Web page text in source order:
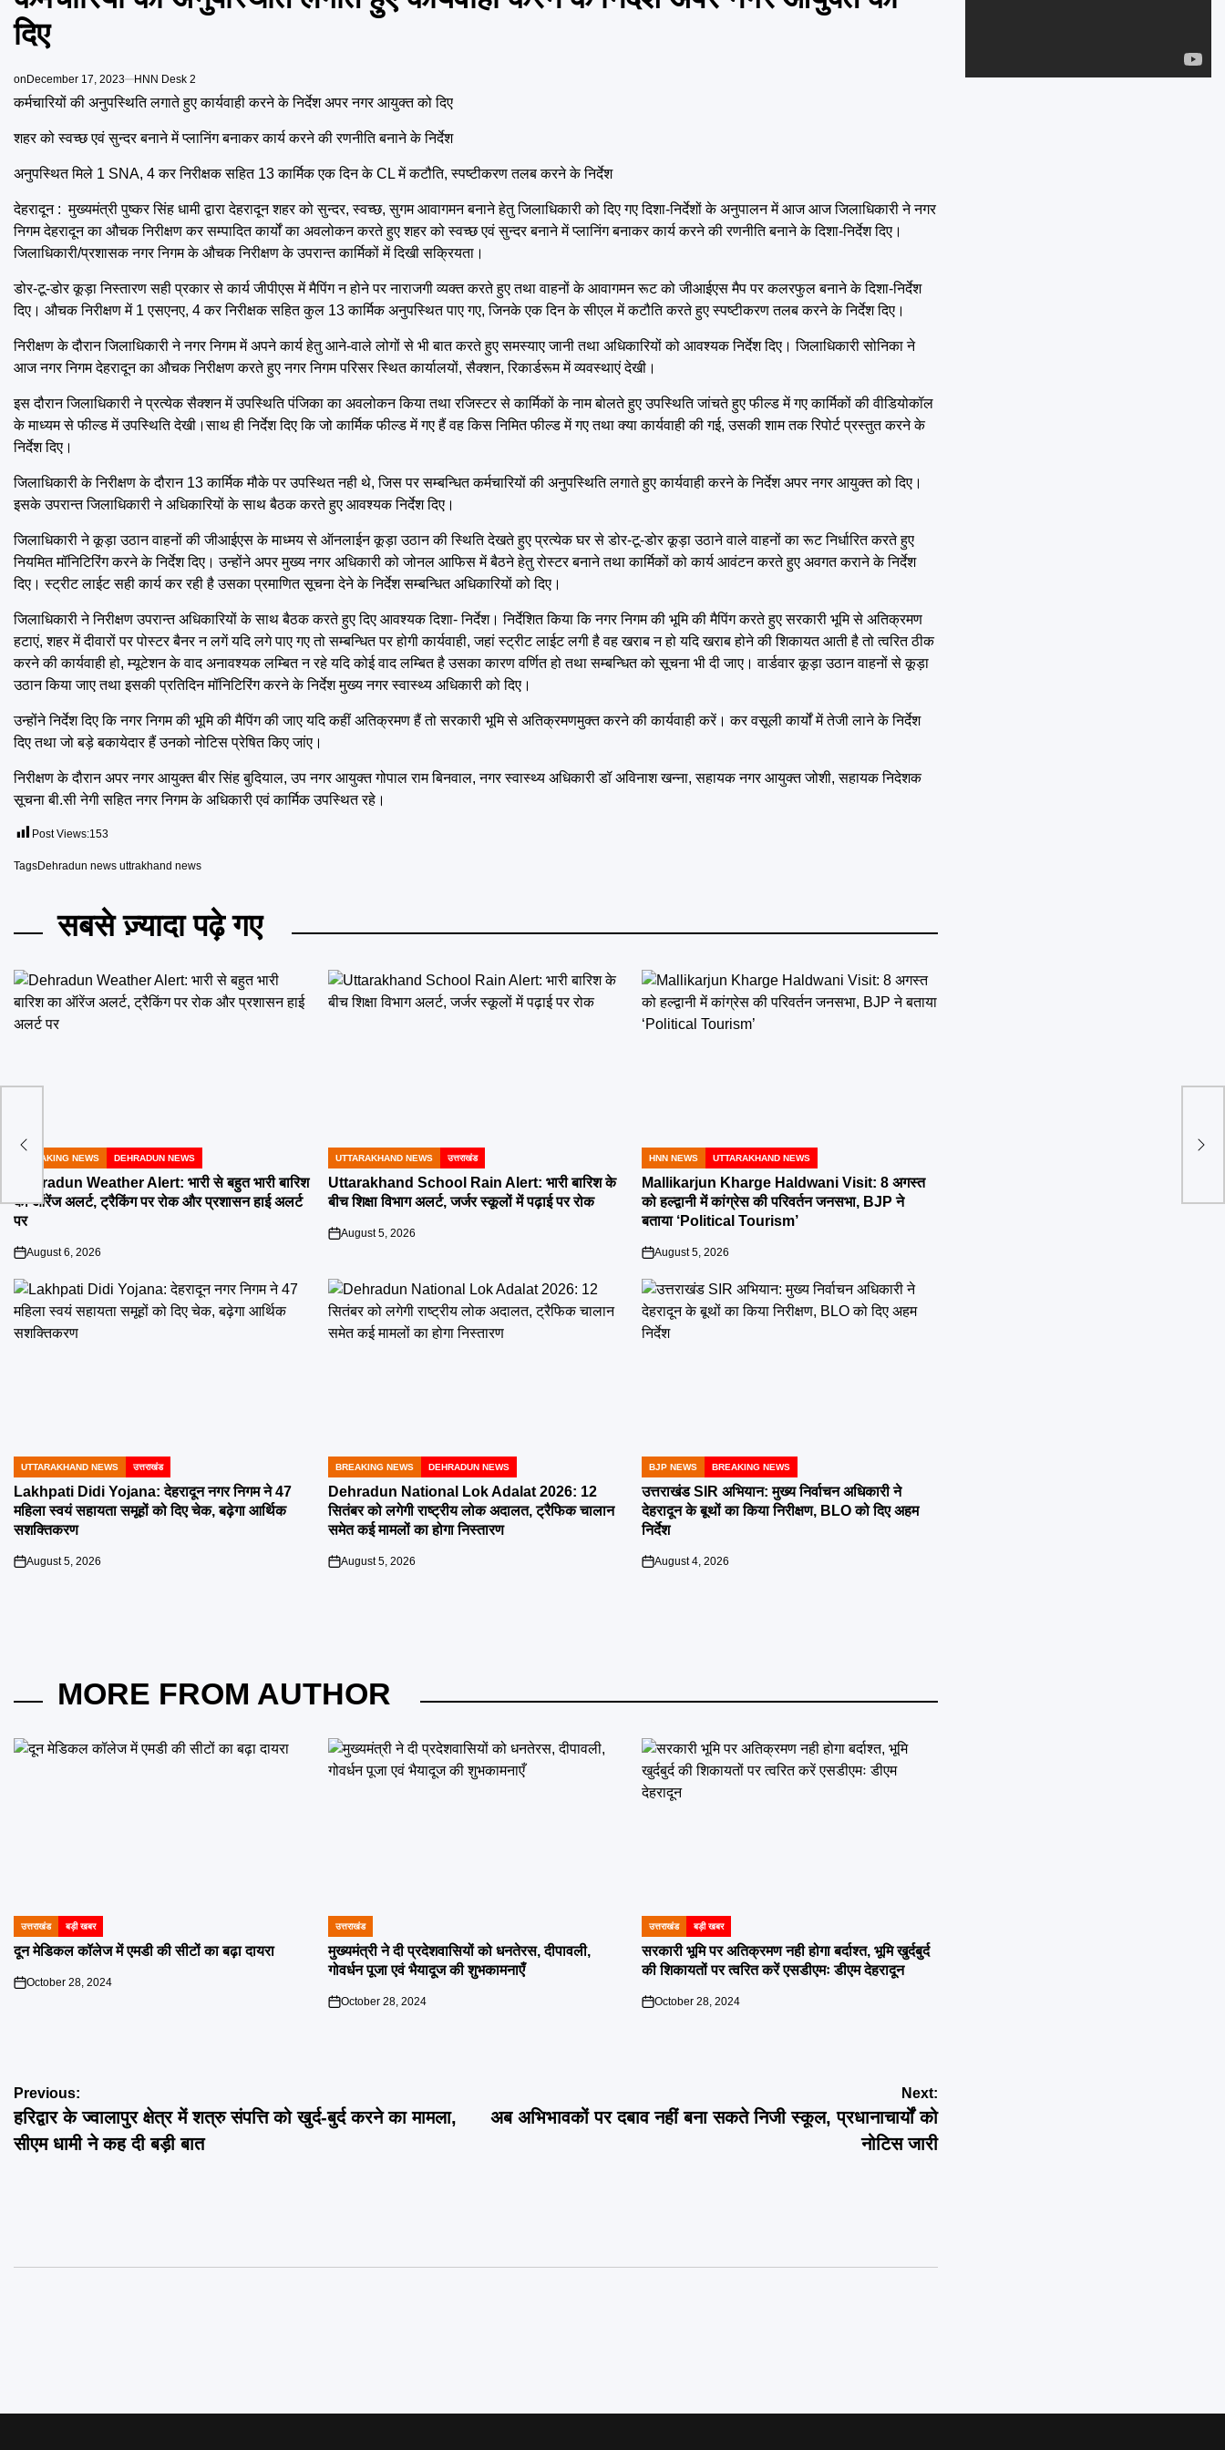
दिए
onDecember 17, 2023 HNN Desk 2
कर्मचारियों की अनुपस्थिति लगाते हुए कार्यवाही करने के निर्देश अपर नगर आयुक्त को दिए
शहर को स्वच्छ एवं सुन्दर बनाने में प्लानिंग बनाकर कार्य करने की रणनीति बनाने के निर्देश
अनुपस्थित मिले 1 SNA, 4 कर निरीक्षक सहित 13 कार्मिक एक दिन के CL में कटौति, स्पष्टीकरण तलब करने के निर्देश
देहरादून : मुख्यमंत्री पुष्कर सिंह धामी द्वारा देहरादून शहर को सुन्दर, स्वच्छ, सुगम आवागमन बनाने हेतु जिलाधिकारी को दिए गए दिशा-निर्देशों के अनुपालन में आज आज जिलाधिकारी ने नगर
निगम देहरादून का औचक निरीक्षण कर सम्पादित कार्यों का अवलोकन करते हुए शहर को स्वच्छ एवं सुन्दर बनाने में प्लानिंग बनाकर कार्य करने की रणनीति बनाने के दिशा-निर्देश दिए।
जिलाधिकारी/प्रशासक नगर निगम के औचक निरीक्षण के उपरान्त कार्मिकों में दिखी सक्रियता।
डोर-टू-डोर कूड़ा निस्तारण सही प्रकार से कार्य जीपीएस में मैपिंग न होने पर नाराजगी व्यक्त करते हुए तथा वाहनों के आवागमन रूट को जीआईएस मैप पर कलरफुल बनाने के दिशा-निर्देश
दिए। औचक निरीक्षण में 1 एसएनए, 4 कर निरीक्षक सहित कुल 13 कार्मिक अनुपस्थित पाए गए, जिनके एक दिन के सीएल में कटौति करते हुए स्पष्टीकरण तलब करने के निर्देश दिए।
निरीक्षण के दौरान जिलाधिकारी ने नगर निगम में अपने कार्य हेतु आने-वाले लोगों से भी बात करते हुए समस्याए जानी तथा अधिकारियों को आवश्यक निर्देश दिए। जिलाधिकारी सोनिका ने
आज नगर निगम देहरादून का औचक निरीक्षण करते हुए नगर निगम परिसर स्थित कार्यालयों, सैक्शन, रिकार्डरूम में व्यवस्थाएं देखी।
इस दौरान जिलाधिकारी ने प्रत्येक सैक्शन में उपस्थिति पंजिका का अवलोकन किया तथा रजिस्टर से कार्मिकों के नाम बोलते हुए उपस्थिति जांचते हुए फील्ड में गए कार्मिकों की वीडियोकॉल
के माध्यम से फील्ड में उपस्थिति देखी।साथ ही निर्देश दिए कि जो कार्मिक फील्ड में गए हैं वह किस निमित फील्ड में गए तथा क्या कार्यवाही की गई, उसकी शाम तक रिपोर्ट प्रस्तुत करने के
निर्देश दिए।
जिलाधिकारी के निरीक्षण के दौरान 13 कार्मिक मौके पर उपस्थित नही थे, जिस पर सम्बन्धित कर्मचारियों की अनुपस्थिति लगाते हुए कार्यवाही करने के निर्देश अपर नगर आयुक्त को दिए।
इसके उपरान्त जिलाधिकारी ने अधिकारियों के साथ बैठक करते हुए आवश्यक निर्देश दिए।
जिलाधिकारी ने कूड़ा उठान वाहनों की जीआईएस के माध्मय से ऑनलाईन कूड़ा उठान की स्थिति देखते हुए प्रत्येक घर से डोर-टू-डोर कूड़ा उठाने वाले वाहनों का रूट निर्धारित करते हुए
नियमित मॉनिटिरिंग करने के निर्देश दिए। उन्होंने अपर मुख्य नगर अधिकारी को जोनल आफिस में बैठने हेतु रोस्टर बनाने तथा कार्मिकों को कार्य आवंटन करते हुए अवगत कराने के निर्देश
दिए। स्ट्रीट लाईट सही कार्य कर रही है उसका प्रमाणित सूचना देने के निर्देश सम्बन्धित अधिकारियों को दिए।
जिलाधिकारी ने निरीक्षण उपरान्त अधिकारियों के साथ बैठक करते हुए दिए आवश्यक दिशा- निर्देश। निर्देशित किया कि नगर निगम की भूमि की मैपिंग करते हुए सरकारी भूमि से अतिक्रमण
हटाएं, शहर में दीवारों पर पोस्टर बैनर न लगें यदि लगे पाए गए तो सम्बन्धित पर होगी कार्यवाही, जहां स्ट्रीट लाईट लगी है वह खराब न हो यदि खराब होने की शिकायत आती है तो त्वरित ठीक
करने की कार्यवाही हो, म्यूटेशन के वाद अनावश्यक लम्बित न रहे यदि कोई वाद लम्बित है उसका कारण वर्णित हो तथा सम्बन्धित को सूचना भी दी जाए। वार्डवार कूड़ा उठान वाहनों से कूड़ा
उठान किया जाए तथा इसकी प्रतिदिन मॉनिटिरिंग करने के निर्देश मुख्य नगर स्वास्थ्य अधिकारी को दिए।
उन्होंने निर्देश दिए कि नगर निगम की भूमि की मैपिंग की जाए यदि कहीं अतिक्रमण हैं तो सरकारी भूमि से अतिक्रमणमुक्त करने की कार्यवाही करें। कर वसूली कार्यों में तेजी लाने के निर्देश
दिए तथा जो बड़े बकायेदार हैं उनको नोटिस प्रेषित किए जांए।
निरीक्षण के दौरान अपर नगर आयुक्त बीर सिंह बुदियाल, उप नगर आयुक्त गोपाल राम बिनवाल, नगर स्वास्थ्य अधिकारी डॉ अविनाश खन्ना, सहायक नगर आयुक्त जोशी, सहायक निदेशक
सूचना बी.सी नेगी सहित नगर निगम के अधिकारी एवं कार्मिक उपस्थित रहे।
Post Views:153
TagsDehradun news uttrakhand news
सबसे ज़्यादा पढ़े गए
POSTED
BREAKING NEWS DEHRADUN NEWS
Dehradun Weather Alert: भारी से बहुत भारी बारिश
का ऑरेंज अलर्ट, ट्रैकिंग पर रोक और प्रशासन हाई अलर्ट
पर
on
August 6, 2026
POSTED
IN
UTTARAKHAND NEWS उत्तराखंड
Uttarakhand School Rain Alert: भारी बारिश के
बीच शिक्षा विभाग अलर्ट, जर्जर स्कूलों में पढ़ाई पर रोक
on
August 5, 2026
POSTED
IN
HNN NEWS UTTARAKHAND NEWS
Mallikarjun Kharge Haldwani Visit: 8 अगस्त
को हल्द्वानी में कांग्रेस की परिवर्तन जनसभा, BJP ने
बताया ‘Political Tourism’
on
August 5, 2026
POSTED
IN
UTTARAKHAND NEWS उत्तराखंड
Lakhpati Didi Yojana: देहरादून नगर निगम ने 47
महिला स्वयं सहायता समूहों को दिए चेक, बढ़ेगा आर्थिक
सशक्तिकरण
on
August 5, 2026
POSTED
IN
BREAKING NEWS DEHRADUN NEWS
Dehradun National Lok Adalat 2026: 12
सितंबर को लगेगी राष्ट्रीय लोक अदालत, ट्रैफिक चालान
समेत कई मामलों का होगा निस्तारण
on
August 5, 2026
POSTED
IN
BJP NEWS BREAKING NEWS
उत्तराखंड SIR अभियान: मुख्य निर्वाचन अधिकारी ने
देहरादून के बूथों का किया निरीक्षण, BLO को दिए अहम
निर्देश
on
August 4, 2026
MORE FROM AUTHOR
POSTED
IN
उत्तराखंड बड़ी खबर
दून मेडिकल कॉलेज में एमडी की सीटों का बढ़ा दायरा
on
October 28, 2024
POSTED
IN
उत्तराखंड
मुख्यमंत्री ने दी प्रदेशवासियों को धनतेरस, दीपावली,
गोवर्धन पूजा एवं भैयादूज की शुभकामनाएँ
on
October 28, 2024
POSTED
IN
उत्तराखंड बड़ी खबर
सरकारी भूमि पर अतिक्रमण नही होगा बर्दाश्त, भूमि खुर्दबुर्द
की शिकायतों पर त्वरित करें एसडीएमः डीएम देहरादून
on
October 28, 2024
Post
navigation
Previous:
हरिद्वार के ज्वालापुर क्षेत्र में शत्रु संपत्ति को खुर्द-बुर्द करने का मामला,
सीएम धामी ने कह दी बड़ी बात
Next:
अब अभिभावकों पर दबाव नहीं बना सकते निजी स्कूल, प्रधानाचार्यों को
नोटिस जारी